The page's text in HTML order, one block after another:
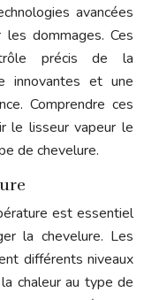
avancées
dommages. Ces
précis de la
innovantes et une
Comprendre ces
le lisseur vapeur le
de chevelure.
est essentiel
la chevelure. Les
différents niveaux
chaleur au type de